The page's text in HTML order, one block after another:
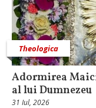
Theologica
Adormirea
al lui Dumnezeu
31 Iul, 2026